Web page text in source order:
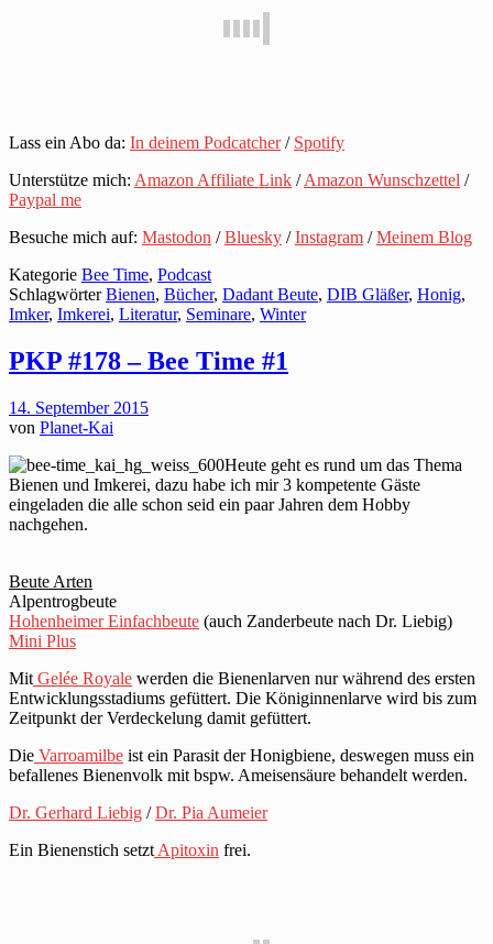
Lass ein Abo da: In deinem Podcatcher/ Spotify
Unterstütze mich: Amazon Affiliate Link /Amazon Wunschzettel /
Paypal me
Besuche mich auf: Mastodon /Bluesky /Instagram /Meinem Blog
Kategorie Bee Time, Podcast
SchlagwörterBienen, Bücher, Dadant Beute, DIB Gläßer, Honig,
Imker, Imkerei, Literatur, Seminare, Winter
PKP #178 – Bee Time #1
14. September 2015
von Planet-Kai
Heute geht es rund um das Thema
Bienen und Imkerei, dazu habe ich mir 3 kompetente Gäste
eingeladen die alle schon seid ein paar Jahren dem Hobby
nachgehen.
Beute Arten
Alpentrogbeute
Hohenheimer Einfachbeute (auch Zanderbeute nach Dr. Liebig)
Mini Plus
Mit Gelée Royale werden die Bienenlarven nur während des ersten
Entwicklungsstadiums gefüttert. Die Königinnenlarve wird bis zum
Zeitpunkt der Verdeckelung damit gefüttert.
Die Varroamilbe ist ein Parasit der Honigbiene, deswegen muss ein
befallenes Bienenvolk mit bspw. Ameisensäure behandelt werden.
Dr. Gerhard Liebig /Dr. Pia Aumeier
Ein Bienenstich setzt Apitoxin frei.